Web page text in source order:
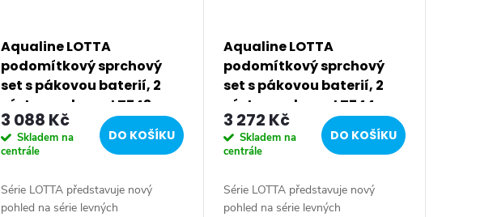
Aqualine LOTTA
podomítkový sprchový
set s pákovou baterií, 2
výstupy, chrom LT743
3 088 Kč
Skladem na
centrále
DO KOŠÍKU
Série LOTTA představuje nový
pohled na série levných
Aqualine LOTTA
podomítkový sprchový
set s pákovou baterií, 2
výstupy, chrom LT744
3 272 Kč
Skladem na
centrále
DO KOŠÍKU
Série LOTTA představuje nový
pohled na série levných